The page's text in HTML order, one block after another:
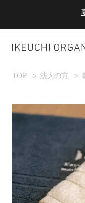
ダブルポイン
TOP 法人の方